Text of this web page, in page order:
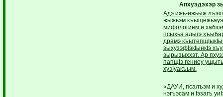
Апхуэдэхэр
Адэ ижь-ижьыж
жыжьэм къыщежьауэ
мифологием и
псыхьа адыгэ
драмэ
зыхузэфIэкIынкIэ
зырызыххэт. Ар
папщIэ гениеу
хуэIуакъым.
«ДАУИ, псалъэм и
нэгъэсам и Iэзагъ